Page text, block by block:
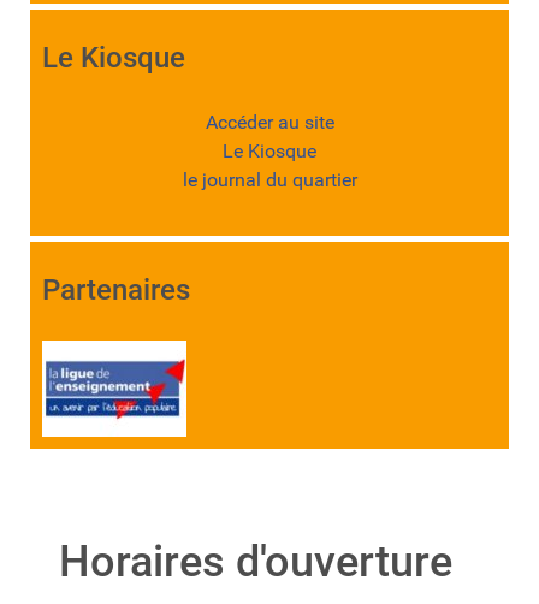
Le Kiosque
Accéder au site
Le Kiosque
le journal du quartier
Partenaires
Horaires d'ouverture